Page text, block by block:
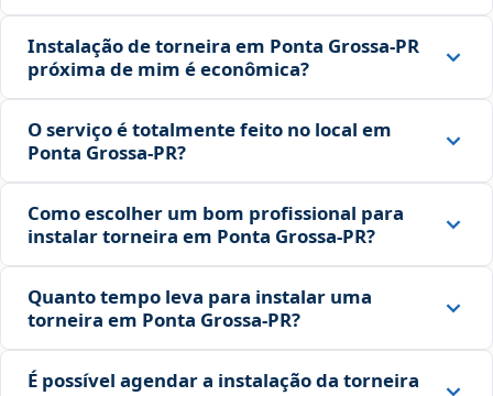
Instalação de torneira em Ponta Grossa‑PR
próxima de mim é econômica?
O serviço é totalmente feito no local em
Ponta Grossa‑PR?
Como escolher um bom profissional para
instalar torneira em Ponta Grossa‑PR?
Quanto tempo leva para instalar uma
torneira em Ponta Grossa‑PR?
É possível agendar a instalação da torneira